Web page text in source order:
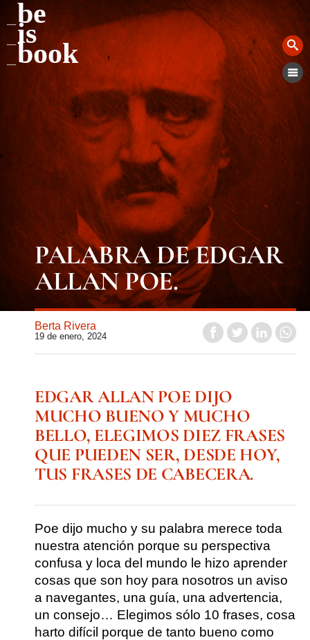
be
is
book
PALABRA DE EDGAR
ALLAN POE.
Berta Rivera
19 de enero, 2024
EDGAR ALLAN POE DIJO
MUCHO BUENO Y MUCHO
BELLO, ELEGIMOS DIEZ FRASES
QUE PUEDEN SER, DESDE HOY,
TUS FRASES DE CABECERA.
Poe dijo mucho y su palabra merece toda
nuestra atención porque su perspectiva
confusa y loca del mundo le hizo aprender
cosas que son hoy para nosotros un aviso
a navegantes, una guía, una advertencia,
un consejo… Elegimos sólo 10 frases, cosa
harto difícil porque de tanto bueno como